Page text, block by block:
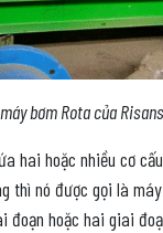
bơm Rota của
hai hoặc nhiều cơ
thì nó được gọi là
đoạn hoặc hai giai